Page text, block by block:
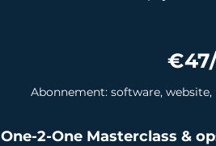
Abonnement: software,
One-2-One Masterclass &